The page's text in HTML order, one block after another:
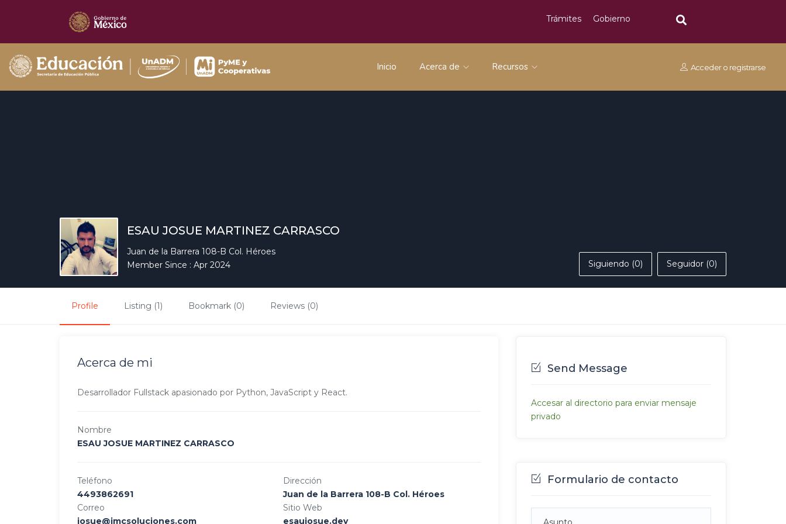
Trámites Gobierno
Inicio Acerca de Recursos Acceder o registrarse
ESAU JOSUE MARTINEZ CARRASCO
Juan de la Barrera 108-B Col. Héroes
Member Since : Apr 2024
Siguiendo (0) Seguidor (0)
Profile Listing (1) Bookmark (0) Reviews (0)
Acerca de mi
Desarrollador Fullstack apasionado por Python, JavaScript y React.
Nombre
ESAU JOSUE MARTINEZ CARRASCO
Teléfono
4493862691
Correo
josue@jmcsoluciones.com
Dirección
Juan de la Barrera 108-B Col. Héroes
Sitio Web
esaujosue.dev
Send Message
Accesar al directorio para enviar mensaje
privado
Formulario de contacto